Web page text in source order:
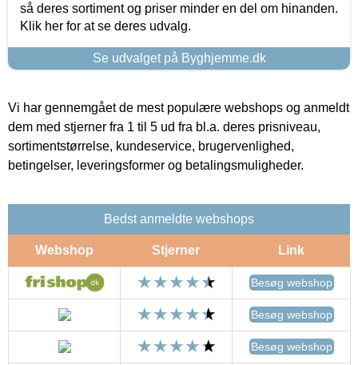
så deres sortiment og priser minder en del om hinanden.
Klik her for at se deres udvalg.
Se udvalget på Byghjemme.dk
Vi har gennemgået de mest populære webshops og anmeldt
dem med stjerner fra 1 til 5 ud fra bl.a. deres prisniveau,
sortimentstørrelse, kundeservice, brugervenlighed,
betingelser, leveringsformer og betalingsmuligheder.
Bedst anmeldte webshops
Webshop Stjerner Link
Besøg webshop
Besøg webshop
Besøg webshop